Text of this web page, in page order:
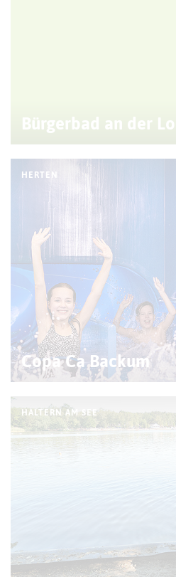
Bürgerbad an der
HERTEN
Copa Ca Backum
HALTERN AM SEE